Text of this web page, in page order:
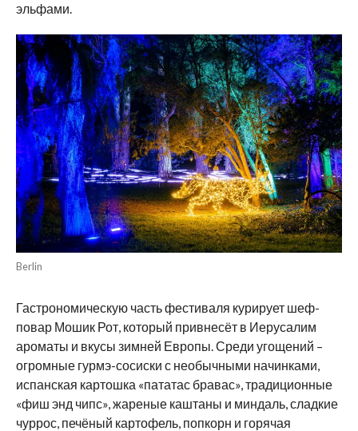
эльфами.
Berlin
Гастрономическую часть фестиваля курирует шеф-
повар Мошик Рот, который привнесёт в Иерусалим
ароматы и вкусы зимней Европы. Среди угощений –
огромные гурмэ-сосиски с необычными начинками,
испанская картошка «пататас бравас», традиционные
«фиш энд чипс», жареные каштаны и миндаль, сладкие
чуррос, печёный картофель, попкорн и горячая